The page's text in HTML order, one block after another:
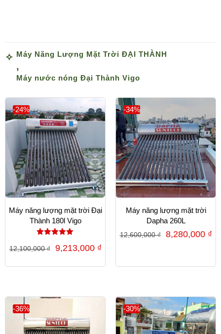
Máy Năng Lượng Mặt Trời ĐẠI THÀNH
,
Máy nước nóng Đại Thành Vigo
-24%
Máy năng lượng mặt trời Đại
Thành 180l Vigo
hạng
12,100,000₫ 9,213,000 ₫
-34%
Máy năng lượng mặt trời
Dapha 260L
12,600,000₫ 8,280,000 ₫
-36% -30%